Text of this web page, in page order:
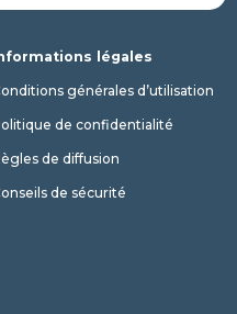
légales
générales d’utilisation
de confidentialité
de diffusion
de sécurité